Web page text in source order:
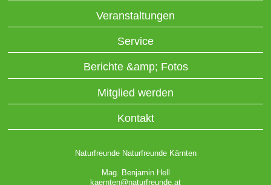
Veranstaltungen
Service
Berichte &amp; Fotos
Mitglied werden
Kontakt
Naturfreunde Naturfreunde Kärnten
Mag. Benjamin Hell
kaernten@naturfreunde.at